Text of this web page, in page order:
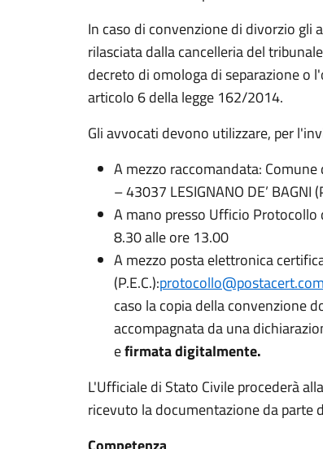
In caso di convenzione di divorzio
rilasciata dalla cancelleria del
decreto di omologa di separazione o
articolo 6 della legge 162/2014.
Gli avvocati devono utilizzare, per
A mezzo raccomandata: Comune
– 43037 LESIGNANO DE’ BAGNI
A mano presso Ufficio
8.30 alle ore 13.00
A mezzo posta elettronica
(P.E.C.):
caso la copia della convenzione
accompagnata da una
efirmata digitalmente.
L'Ufficiale di Stato Civile procederà
ricevuto la documentazione da parte